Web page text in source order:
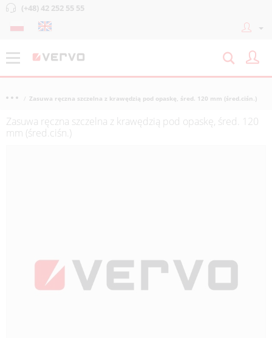
(+48) 42 252 55 55
Zasuwa ręczna szczelna z krawędzią pod opaskę, śred. 120 mm (śred.ciśn.)
Zasuwa ręczna szczelna z krawędzią pod opaskę, śred. 120
mm (śred.ciśn.)